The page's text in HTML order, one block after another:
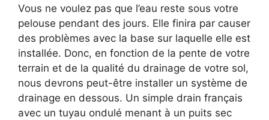
Vous ne voulez pas que l’eau reste sous votre
pelouse pendant des jours. Elle finira par causer
des problèmes avec la base sur laquelle elle est
installée. Donc, en fonction de la pente de votre
terrain et de la qualité du drainage de votre sol,
nous devrons peut-être installer un système de
drainage en dessous. Un simple drain français
avec un tuyau ondulé menant à un puits sec